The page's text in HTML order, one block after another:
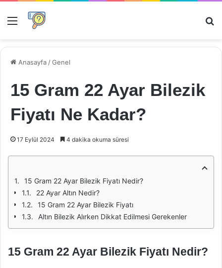
Menü
Anasayfa /Genel
15 Gram 22 Ayar Bilezik
Fiyatı Ne Kadar?
17 Eylül 2024 4 dakika okuma süresi
15 Gram 22 Ayar Bilezik Fiyatı Nedir?
22 Ayar Altın Nedir?
15 Gram 22 Ayar Bilezik Fiyatı
Altın Bilezik Alırken Dikkat Edilmesi Gerekenler
15 Gram 22 Ayar Bilezik Fiyatı Nedir?